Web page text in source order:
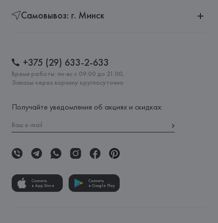
Самовывоз: г. Минск
+375 (29) 633-2-633
Время работы: пн-вс с 09:00 до 21:00,
Заказы через корзину круглосуточно
Получайте уведомления об акциях и скидках:
Скачать
в App Store
Скачать
в Google Play